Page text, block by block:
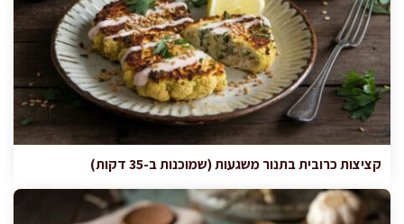
קציצות כרובית בתנור משגעות (שמוכנות ב-35 דקות)